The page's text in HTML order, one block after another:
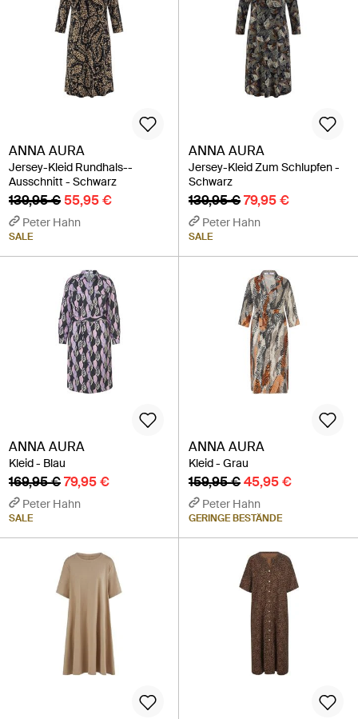
ANNA AURA
Jersey-Kleid Rundhals-­
Ausschnitt - Schwarz
139,95 €55,95 €
Peter Hahn
SALE
ANNA AURA
Jersey-Kleid Zum Schlupfen -
Schwarz
139,95 €79,95 €
Peter Hahn
SALE
ANNA AURA
Kleid - Blau
169,95 €79,95 €
Peter Hahn
SALE
ANNA AURA
Kleid - Grau
159,95 €45,95 €
Peter Hahn
GERINGE BESTÄNDE